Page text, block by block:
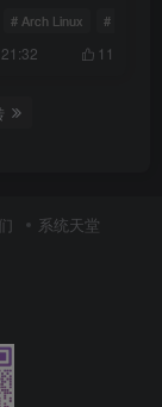
bsd 操作系统全面解析
# Arch Linux # ai教程
11
系统天堂